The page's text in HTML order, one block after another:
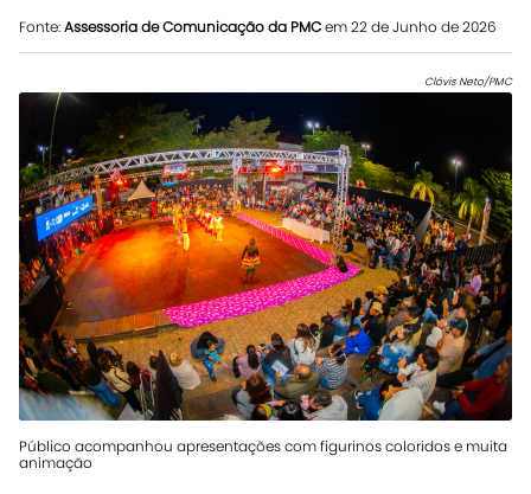
Fonte:Assessoria de Comunicação da PMCem 22 de Junho de 2026
Clóvis Neto/PMC
Público acompanhou apresentações com figurinos coloridos e muita
animação